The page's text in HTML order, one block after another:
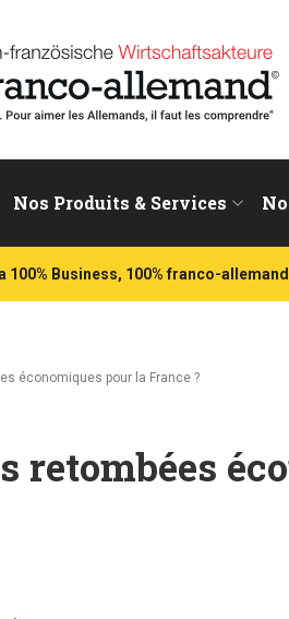
Nos Produits & Services
100% Business, 100% franco-allemand
économiques pour la France ?
retombées